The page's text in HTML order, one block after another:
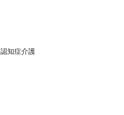
認知症介護